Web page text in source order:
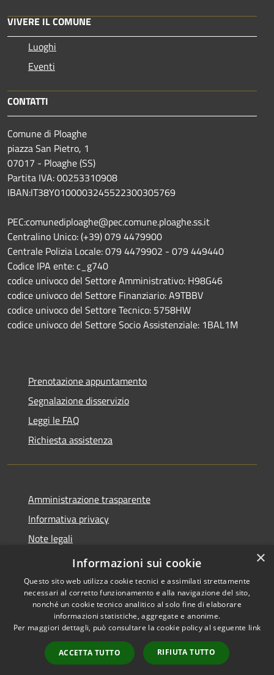
VIVERE IL COMUNE
Luoghi
Eventi
CONTATTI
Comune di Ploaghe
piazza San Pietro, 1
07017 - Ploaghe (SS)
Partita IVA: 00253310908
IBAN:IT38Y0100003245522300305769
PEC:comunediploaghe@pec.comune.ploaghe.ss.it
Centralino Unico: (+39) 079 4479900
Centrale Polizia Locale: 079 4479902 - 079 449440
Codice IPA ente: c_g740
codice univoco del Settore Amministrativo: H98G46
codice univoco del Settore Finanziario: A9TBBV
codice univoco del Settore Tecnico: 5758HW
codice univoco del Settore Socio Assistenziale: 1BAL1M
Prenotazione appuntamento
Segnalazione disservizio
Leggi le FAQ
Richiesta assistenza
Amministrazione trasparente
Informativa privacy
Note legali
Dichiarazione di accessibilità
Accessibilità
Copyright © 2026 • Comune di
Ploaghe • Powered by
Municipium•
Accesso
redazione
×
Informazioni sui cookie
Questo sito web utilizza cookie tecnici e assimilati strettamente
necessari al corretto funzionamento e alla navigazione del sito,
nonché un cookie tecnico analitico al solo fine di elaborare
informazioni statistiche, aggregate e anonime.
Per maggiori dettagli, può consultare la cookie policy al seguente link
ACCETTA TUTTO RIFIUTA TUTTO